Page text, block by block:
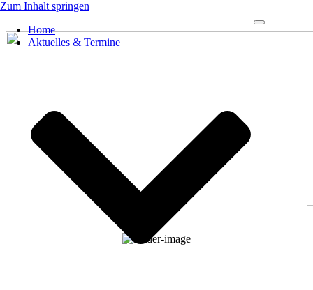
Zum Inhalt springen
Home
Aktuelles & Termine
Navigations-
Wie ist die Welt entstanden? Wo ist mein totes Haustier?